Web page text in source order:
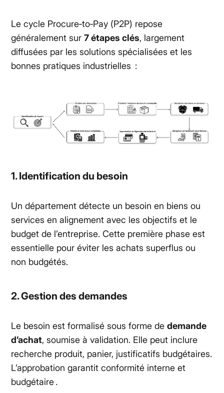
Le cycle Procure‑to‑Pay (P2P) repose
généralement sur7 étapes clés, largement
diffusées par les solutions spécialisées et les
bonnes pratiques industrielles :
1. Identification du besoin
Un département détecte un besoin en biens ou
services en alignement avec les objectifs et le
budget de l’entreprise. Cette première phase est
essentielle pour éviter les achats superflus ou
non budgétés.
2. Gestion des demandes
Le besoin est formalisé sous forme dedemande
d’achat, soumise à validation. Elle peut inclure
recherche produit, panier, justificatifs budgétaires.
L’approbation garantit conformité interne et
budgétaire .